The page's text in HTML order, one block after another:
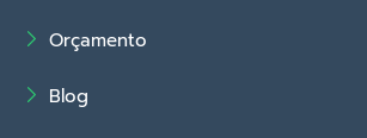
Orçamento
Blog